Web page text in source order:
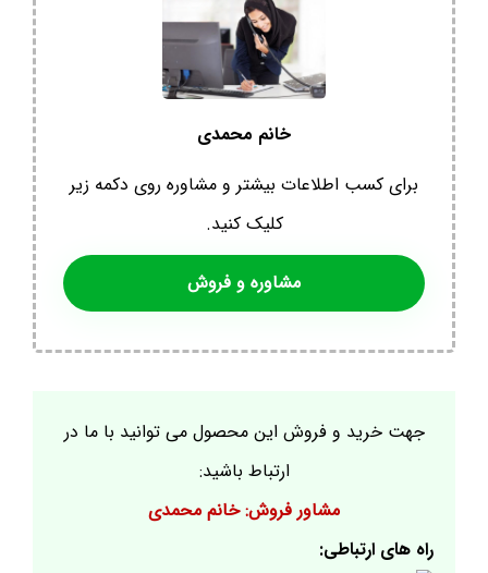
خانم محمدی
برای کسب اطلاعات بیشتر و مشاوره روی دکمه زیر
کلیک کنید.
مشاوره و فروش
جهت خرید و فروش این محصول می توانید با ما در
ارتباط باشید:
مشاور فروش: خانم محمدی
راه های ارتباطی: